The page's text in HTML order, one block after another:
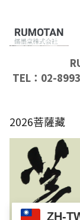
ZH-
TEL：02-
2026菩薩藏